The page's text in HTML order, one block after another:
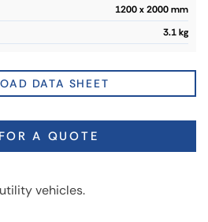
1200 x 2000 mm
3.1 kg
DATA SHEET
A QUOTE
vehicles.